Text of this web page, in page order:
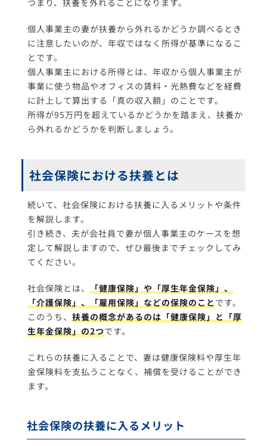
つまり、扶養を外れることになります。
個人事業主の妻が扶養から外れるかどうか調べるとき
に注意したいのが、年収ではなく所得が基準になるこ
とです。
個人事業主における所得とは、年収から個人事業主が
事業に使う物品やオフィスの賃料・光熱費などを経費
に計上して算出する「真の収入額」のことです。
所得が95万円を超えているかどうかを踏まえ、扶養か
ら外れるかどうかを判断しましょう。
社会保険における扶養とは
続いて、社会保険における扶養に入るメリットや条件
を解説します。
引き続き、夫が会社員で妻が個人事業主のケースを想
定して解説しますので、ぜひ最後までチェックしてみ
てください。
社会保険とは、 「健康保険」や「厚生年金保険」、
「介護保険」、「雇用保険」などの保険のことです。
このうち、 扶養の概念があるのは「健康保険」と「厚
生年金保険」の2つです。
これらの扶養に入ることで、妻は健康保険料や厚生年
金保険料を支払うことなく、補償を受けることができ
ます。
社会保険の扶養に入るメリット